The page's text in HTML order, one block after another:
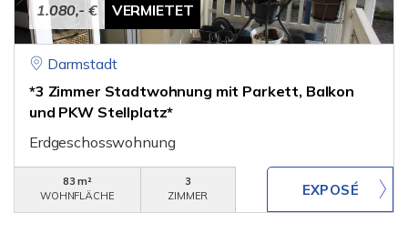
1.080,- € VERMIETET
Darmstadt
*3 Zimmer Stadtwohnung mit Parkett, Balkon
und PKW Stellplatz*
Erdgeschosswohnung
83 m²
WOHNFLÄCHE
3
ZIMMER